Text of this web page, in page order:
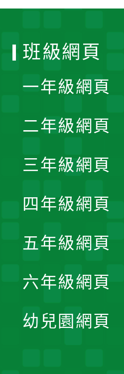
班級網頁
一年級網頁
二年級網頁
三年級網頁
四年級網頁
五年級網頁
六年級網頁
幼兒園網頁